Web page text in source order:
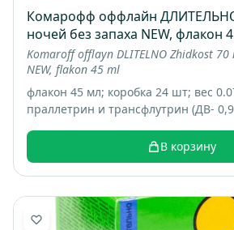
Комарофф оффлайн
ночей без запаха NEW, флакон
Komaroff offlayn DLITELNO Zhidkost 70
NEW, flakon 45 ml
флакон 45 мл; коробка 24 шт; вес
праллетрин и трансфлутрин (ДВ-
В корзину